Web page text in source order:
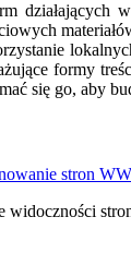
formy
się go, aby
stron
widoczności